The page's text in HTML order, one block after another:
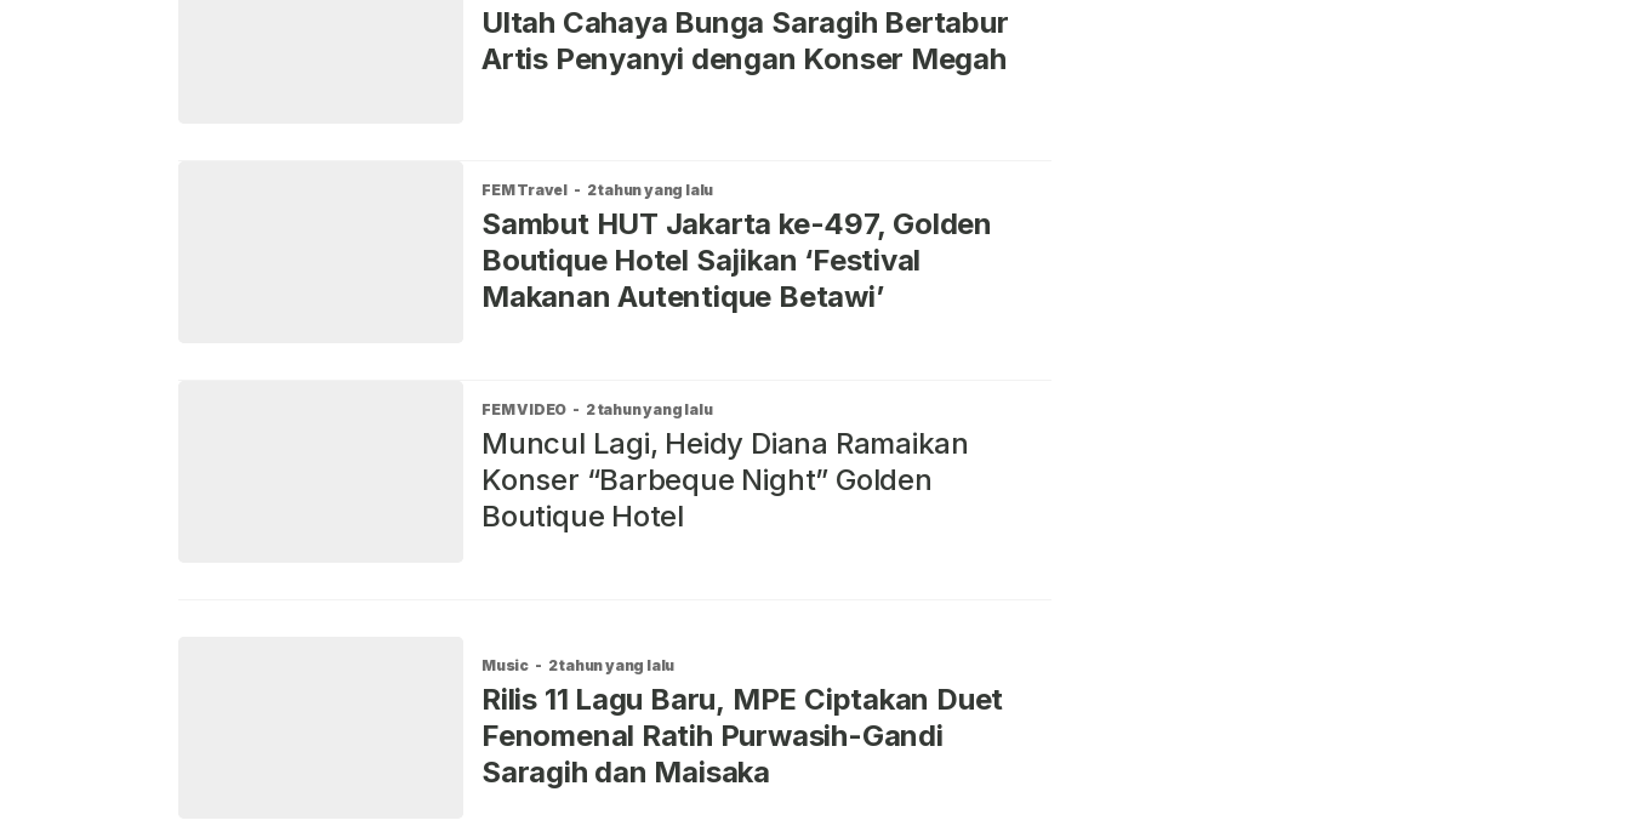
Ultah Cahaya Bunga Saragih Bertabur
Artis Penyanyi dengan Konser Megah
FEM Travel - 2 tahun yang lalu
Sambut HUT Jakarta ke-497, Golden
Boutique Hotel Sajikan ‘Festival
Makanan Autentique Betawi’
FEM VIDEO - 2 tahun yang lalu
Muncul Lagi, Heidy Diana Ramaikan
Konser “Barbeque Night” Golden
Boutique Hotel
Music - 2 tahun yang lalu
Rilis 11 Lagu Baru, MPE Ciptakan Duet
Fenomenal Ratih Purwasih-Gandi
Saragih dan Maisaka